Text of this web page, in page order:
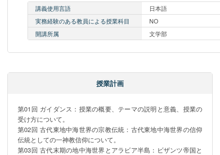
講義使用言語
日本語
実務経験のある教員による授業科目
NO
開講所属
文学部
授業計画
第01回 ガイダンス：授業の概要、テーマの説明と意義、授業の
受け方について。
第02回 古代東地中海世界の宗教伝統：古代東地中海世界の信仰
伝統としての一神教信仰について。
第03回 古代末期の地中海世界とアラビア半島：ビザンツ帝国と